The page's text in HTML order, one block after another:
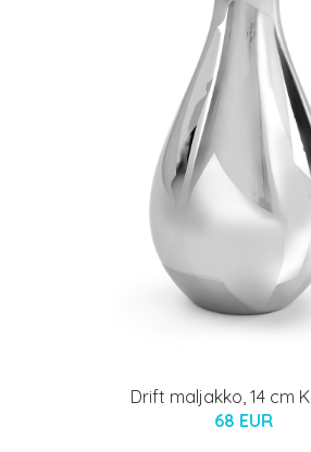
Drift maljakko, 14 cm
68 EUR